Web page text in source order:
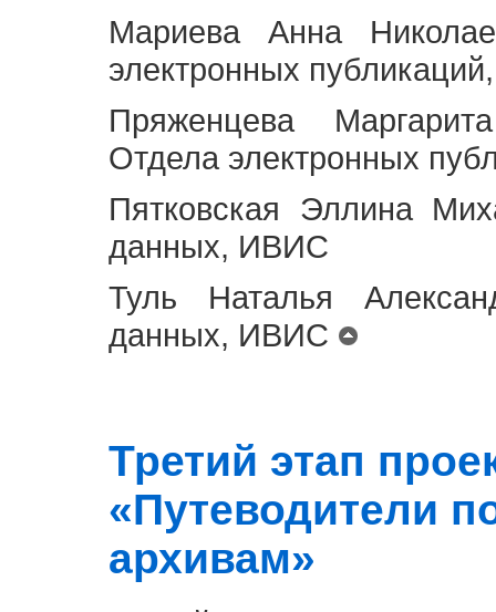
Мариева Анна
электронных
Пряженцева
Отдела электронных
Пятковская Эллина
данных, ИВИС
Туль Наталья
данных, ИВИС
Третий этап
«Путеводители
архивам»